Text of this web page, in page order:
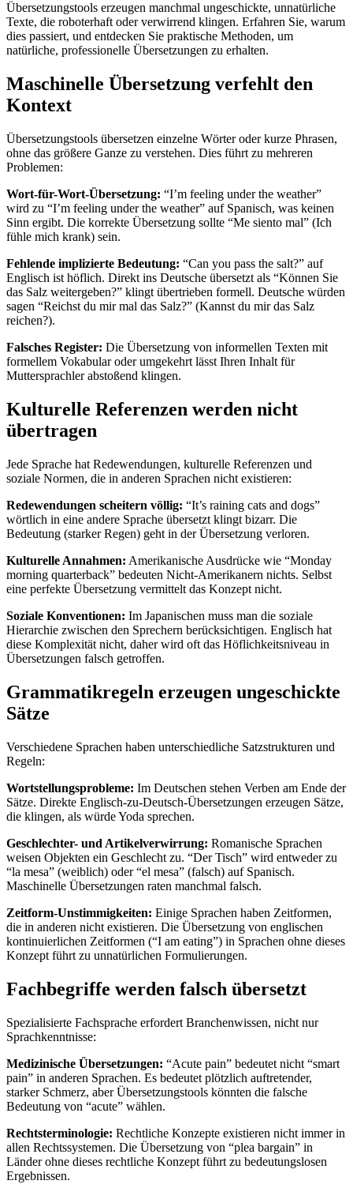
Übersetzungstools erzeugen manchmal ungeschickte, unnatürliche
Texte, die roboterhaft oder verwirrend klingen. Erfahren Sie, warum
dies passiert, und entdecken Sie praktische Methoden, um
natürliche, professionelle Übersetzungen zu erhalten.
Maschinelle Übersetzung verfehlt den
Kontext
Übersetzungstools übersetzen einzelne Wörter oder kurze Phrasen,
ohne das größere Ganze zu verstehen. Dies führt zu mehreren
Problemen:
Wort-für-Wort-Übersetzung: “I’m feeling under the weather”
wird zu “I’m feeling under the weather” auf Spanisch, was keinen
Sinn ergibt. Die korrekte Übersetzung sollte “Me siento mal” (Ich
fühle mich krank) sein.
Fehlende implizierte Bedeutung: “Can you pass the salt?” auf
Englisch ist höflich. Direkt ins Deutsche übersetzt als “Können Sie
das Salz weitergeben?” klingt übertrieben formell. Deutsche würden
sagen “Reichst du mir mal das Salz?” (Kannst du mir das Salz
reichen?).
Falsches Register: Die Übersetzung von informellen Texten mit
formellem Vokabular oder umgekehrt lässt Ihren Inhalt für
Muttersprachler abstoßend klingen.
Kulturelle Referenzen werden nicht
übertragen
Jede Sprache hat Redewendungen, kulturelle Referenzen und
soziale Normen, die in anderen Sprachen nicht existieren:
Redewendungen scheitern völlig: “It’s raining cats and dogs”
wörtlich in eine andere Sprache übersetzt klingt bizarr. Die
Bedeutung (starker Regen) geht in der Übersetzung verloren.
Kulturelle Annahmen: Amerikanische Ausdrücke wie “Monday
morning quarterback” bedeuten Nicht-Amerikanern nichts. Selbst
eine perfekte Übersetzung vermittelt das Konzept nicht.
Soziale Konventionen: Im Japanischen muss man die soziale
Hierarchie zwischen den Sprechern berücksichtigen. Englisch hat
diese Komplexität nicht, daher wird oft das Höflichkeitsniveau in
Übersetzungen falsch getroffen.
Grammatikregeln erzeugen ungeschickte
Sätze
Verschiedene Sprachen haben unterschiedliche Satzstrukturen und
Regeln:
Wortstellungsprobleme: Im Deutschen stehen Verben am Ende der
Sätze. Direkte Englisch-zu-Deutsch-Übersetzungen erzeugen Sätze,
die klingen, als würde Yoda sprechen.
Geschlechter- und Artikelverwirrung: Romanische Sprachen
weisen Objekten ein Geschlecht zu. “Der Tisch” wird entweder zu
“la mesa” (weiblich) oder “el mesa” (falsch) auf Spanisch.
Maschinelle Übersetzungen raten manchmal falsch.
Zeitform-Unstimmigkeiten: Einige Sprachen haben Zeitformen,
die in anderen nicht existieren. Die Übersetzung von englischen
kontinuierlichen Zeitformen (“I am eating”) in Sprachen ohne dieses
Konzept führt zu unnatürlichen Formulierungen.
Fachbegriffe werden falsch übersetzt
Spezialisierte Fachsprache erfordert Branchenwissen, nicht nur
Sprachkenntnisse:
Medizinische Übersetzungen: “Acute pain” bedeutet nicht “smart
pain” in anderen Sprachen. Es bedeutet plötzlich auftretender,
starker Schmerz, aber Übersetzungstools könnten die falsche
Bedeutung von “acute” wählen.
Rechtsterminologie: Rechtliche Konzepte existieren nicht immer in
allen Rechtssystemen. Die Übersetzung von “plea bargain” in
Länder ohne dieses rechtliche Konzept führt zu bedeutungslosen
Ergebnissen.